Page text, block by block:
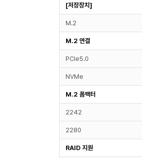
[저장장치]
M.2
M.2 연결
PCIe5.0
NVMe
M.2 폼팩터
2242
2280
RAID 지원